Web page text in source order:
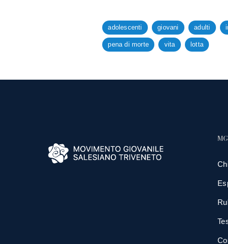
adolescenti giovani adulti
pena di morte vita lotta